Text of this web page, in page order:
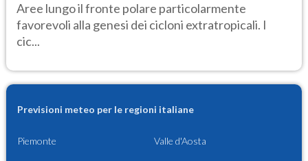
Aree lungo il fronte polare particolarmente
favorevoli alla genesi dei cicloni extratropicali. I
cic...
Previsioni meteo per le regioni italiane
Piemonte Valle d'Aosta